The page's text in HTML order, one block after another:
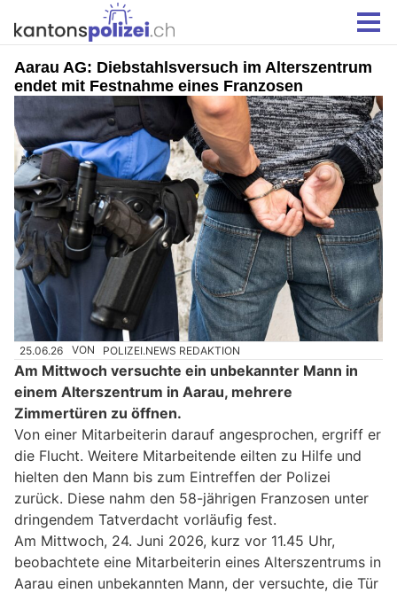
Aarau AG: Diebstahlsversuch im Alterszentrum
endet mit Festnahme eines Franzosen
25.06.26 VON POLIZEI.NEWS REDAKTION
Am Mittwoch versuchte ein unbekannter Mann in
einem Alterszentrum in Aarau, mehrere
Zimmertüren zu öffnen.
Von einer Mitarbeiterin darauf angesprochen, ergriff er
die Flucht. Weitere Mitarbeitende eilten zu Hilfe und
hielten den Mann bis zum Eintreffen der Polizei
zurück. Diese nahm den 58-jährigen Franzosen unter
dringendem Tatverdacht vorläufig fest.
Am Mittwoch, 24. Juni 2026, kurz vor 11.45 Uhr,
beobachtete eine Mitarbeiterin eines Alterszentrums in
Aarau einen unbekannten Mann, der versuchte, die Tür